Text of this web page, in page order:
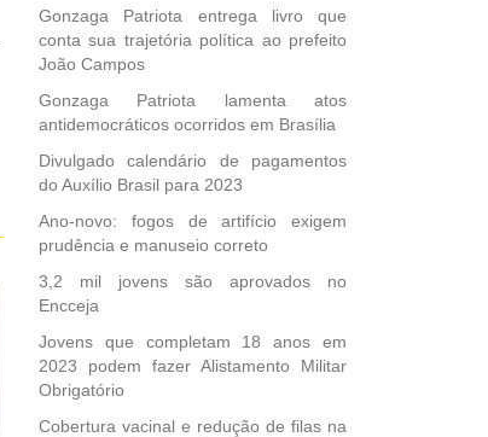
Gonzaga Patriota entrega livro que
conta sua trajetória política ao prefeito
João Campos
Gonzaga Patriota lamenta atos
antidemocráticos ocorridos em Brasília
Divulgado calendário de pagamentos
do Auxílio Brasil para 2023
Ano-novo: fogos de artifício exigem
prudência e manuseio correto
3,2 mil jovens são aprovados no
Encceja
Jovens que completam 18 anos em
2023 podem fazer Alistamento Militar
Obrigatório
Cobertura vacinal e redução de filas na